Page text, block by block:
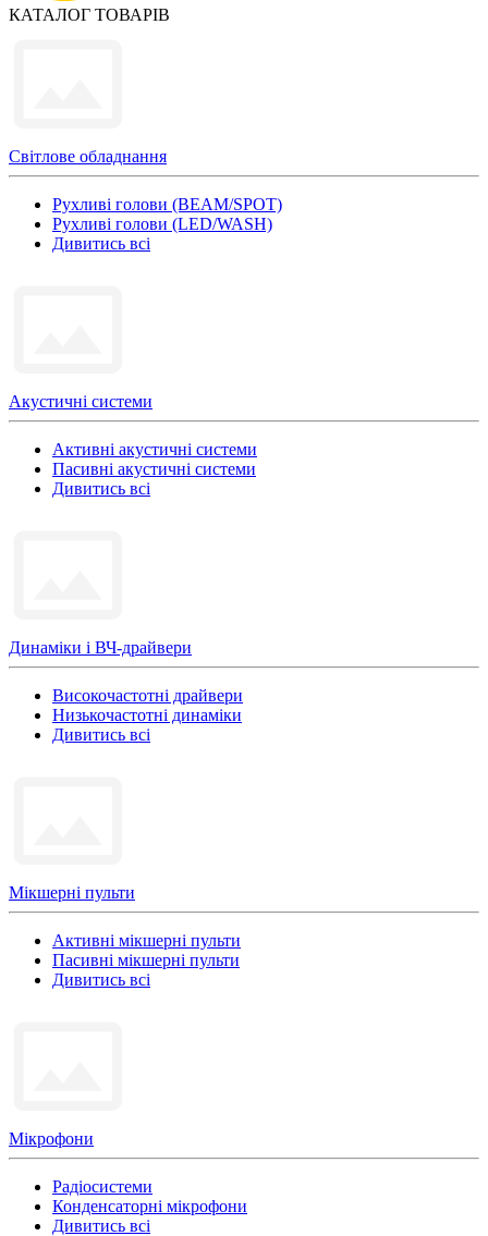
КАТАЛОГ ТОВАРІВ
Світлове обладнання
Рухливі голови (BEAM/SPOT)
Рухливі голови (LED/WASH)
Дивитись всі
Акустичні системи
Активні акустичні системи
Пасивні акустичні системи
Дивитись всі
Динаміки і ВЧ-драйвери
Високочастотні драйвери
Низькочастотні динаміки
Дивитись всі
Мікшерні пульти
Активні мікшерні пульти
Пасивні мікшерні пульти
Дивитись всі
Мікрофони
Радіосистеми
Конденсаторні мікрофони
Дивитись всі